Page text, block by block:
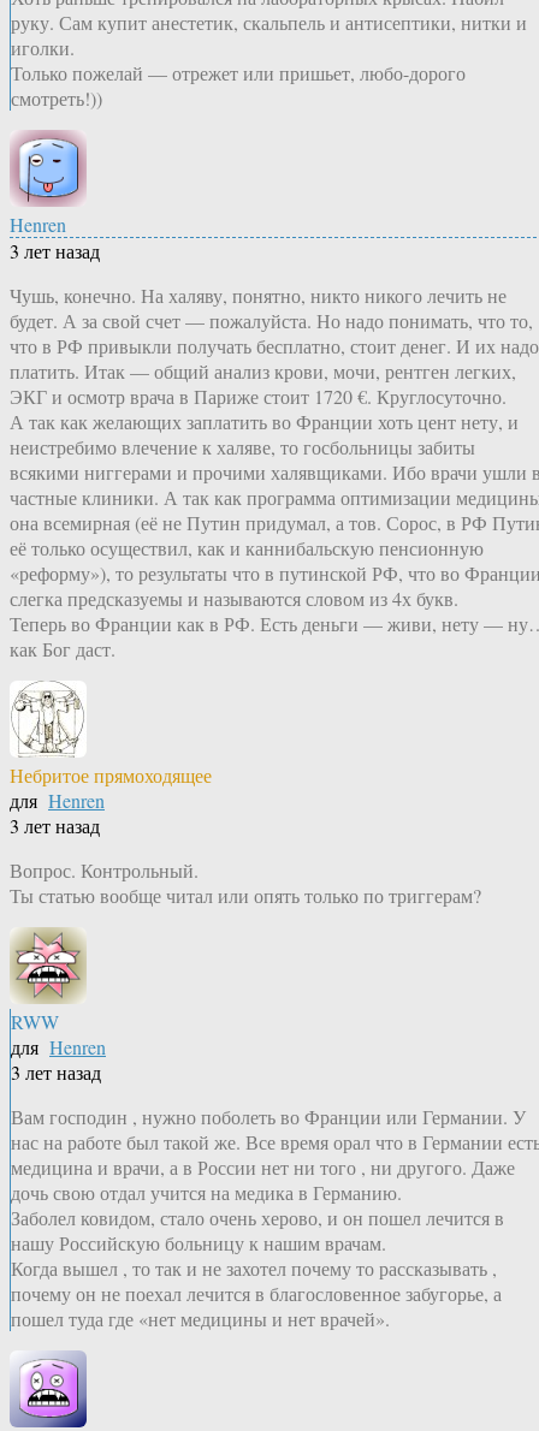
руку. Сам купит анестетик, скальпель и антисептики, нитки и
иголки.
Только пожелай — отрежет или пришьет, любо-дорого
смотреть!))
Henren
3 лет назад
Чушь, конечно. На халяву, понятно, никто никого лечить не
будет. А за свой счет — пожалуйста. Но надо понимать, что то,
что в РФ привыкли получать бесплатно, стоит денег. И их надо
платить. Итак — общий анализ крови, мочи, рентген легких,
ЭКГ и осмотр врача в Париже стоит 1720 €. Круглосуточно.
А так как желающих заплатить во Франции хоть цент нету, и
неистребимо влечение к халяве, то госбольницы забиты
всякими ниггерами и прочими халявщиками. Ибо врачи ушли
частные клиники. А так как программа оптимизации
она всемирная (её не Путин придумал, а тов. Сорос, в РФ
её только осуществил, как и каннибальскую пенсионную
«реформу»), то результаты что в путинской РФ, что во
слегка предсказуемы и называются словом из 4х букв.
Теперь во Франции как в РФ. Есть деньги — живи, нету —
как Бог даст.
Небритое прямоходящее
для Henren
3 лет назад
Вопрос. Контрольный.
Ты статью вообще читал или опять только по триггерам?
RWW
для Henren
3 лет назад
Вам господин , нужно поболеть во Франции или Германии. У
нас на работе был такой же. Все время орал что в Германии
медицина и врачи, а в России нет ни того , ни другого. Даже
дочь свою отдал учится на медика в Германию.
Заболел ковидом, стало очень херово, и он пошел лечится в
нашу Российскую больницу к нашим врачам.
Когда вышел , то так и не захотел почему то рассказывать ,
почему он не поехал лечится в благословенное забугорье, а
пошел туда где «нет медицины и нет врачей».